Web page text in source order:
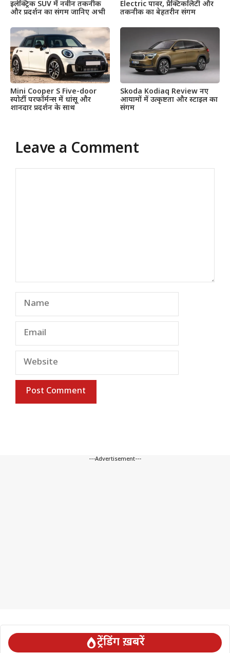
इलेक्ट्रिक SUV में नवीन तकनीक
और प्रदर्शन का संगम जानिए अभी
Electric पावर, प्रैक्टिकलिटी और
तकनीक का बेहतरीन संगम
Mini Cooper S Five-door
स्पोर्टी परफॉर्मन्स में धांसू और
शानदार प्रदर्शन के साथ
Skoda Kodiaq Review नए
आयामों में उत्कृष्टता और स्टाइल का
संगम
Leave a Comment
Name
Email
Website
---Advertisement---
ट्रेंडिंग ख़बरें